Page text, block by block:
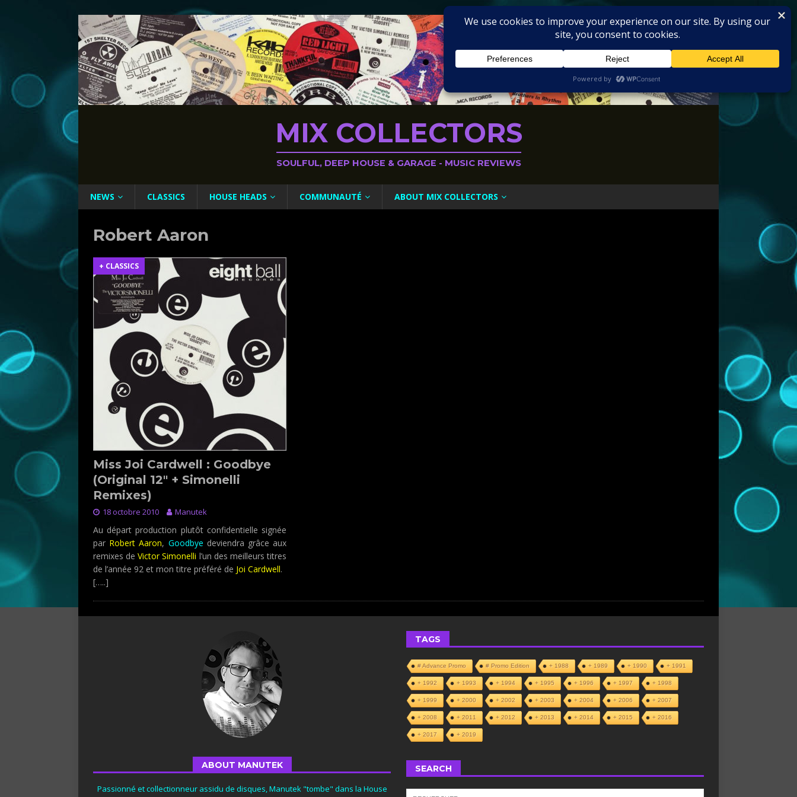
MIX COLLECTORS
SOULFUL, DEEP HOUSE & GARAGE - MUSIC REVIEWS
NEWS CLASSICS HOUSE HEADS COMMUNAUTÉ ABOUT MIX COLLECTORS
Robert Aaron
+ CLASSICS
Miss Joi Cardwell : Goodbye
(Original 12″ + Simonelli
Remixes)
18 octobre 2010 Manutek
Au départ production plutôt confidentielle signée
par Robert Aaron, Goodbye deviendra grâce aux
remixes deVictor Simonelli l’un des meilleurs titres
de l’année 92 et mon titre préféré de Joi Cardwell.
[…..]
ABOUT MANUTEK
Passionné et collectionneur assidu de disques, Manutek "tombe" dans la House
TAGS
# Advance Promo # Promo Edition + 1988 + 1989 + 1990 + 1991
+ 1992 + 1993 + 1994 + 1995 + 1996 + 1997 + 1998
+ 1999 + 2000 + 2002 + 2003 + 2004 + 2006 + 2007
+ 2008 + 2011 + 2012 + 2013 + 2014 + 2015 + 2016
+ 2017 + 2019
SEARCH